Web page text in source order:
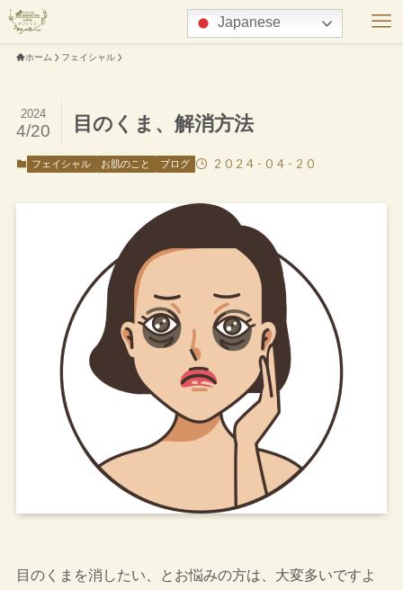
ホーム フェイシャル
目のくま、解消方法
2024
4/20
フェイシャル お肌のこと ブログ 2024-04-20
目のくまを消したい、とお悩みの方は、大変多いですよ
Japanese